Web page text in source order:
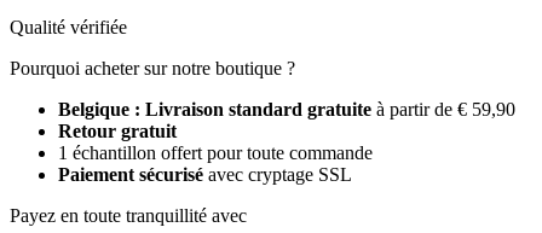
Qualité vérifiée
Pourquoi acheter sur notre boutique ?
Belgique : Livraison standard gratuite à partir de € 59,90
Retour gratuit
1 échantillon offert pour toute commande
Paiement sécurisé avec cryptage SSL
Payez en toute tranquillité avec